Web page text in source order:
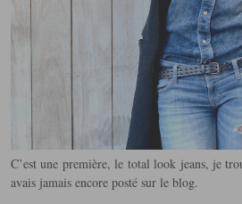
C’est une première, le total look jeans, je
avais jamais encore posté sur le blog.